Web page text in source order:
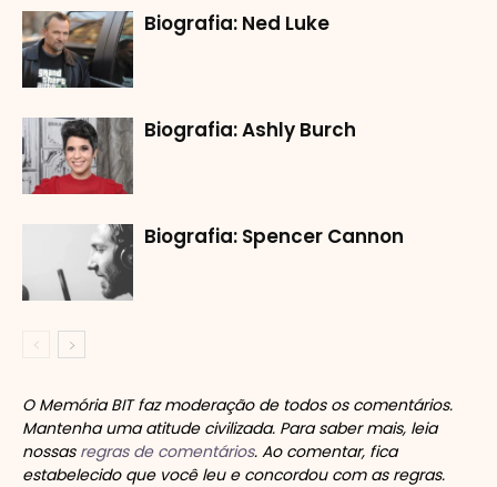
Biografia: Ned Luke
Biografia: Ashly Burch
Biografia: Spencer Cannon
O Memória BIT faz moderação de todos os comentários.
Mantenha uma atitude civilizada. Para saber mais, leia
nossas regras de comentários. Ao comentar, fica
estabelecido que você leu e concordou com as regras.